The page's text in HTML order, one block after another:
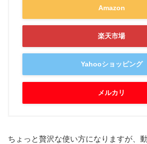
Amazon
楽天市場
Yahooショッピング
メルカリ
ちょっと贅沢な使い方になりますが、